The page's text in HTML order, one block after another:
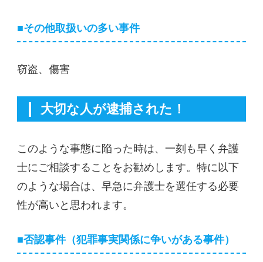
■その他取扱いの多い事件
窃盗、傷害
大切な人が逮捕された！
このような事態に陥った時は、一刻も早く弁護
士にご相談することをお勧めします。特に以下
のような場合は、早急に弁護士を選任する必要
性が高いと思われます。
■否認事件（犯罪事実関係に争いがある事件）